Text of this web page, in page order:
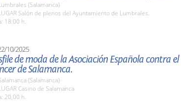
(Salamanca)
Salón de plenos del Ayuntamiento de Lumbrales.
18:00 h.
10/2025
de moda de la Asociación Española contra el
de Salamanca.
(Salamanca)
Casino de Salamanca
20,00 h.